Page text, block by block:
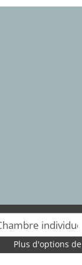
23
Plus d'options